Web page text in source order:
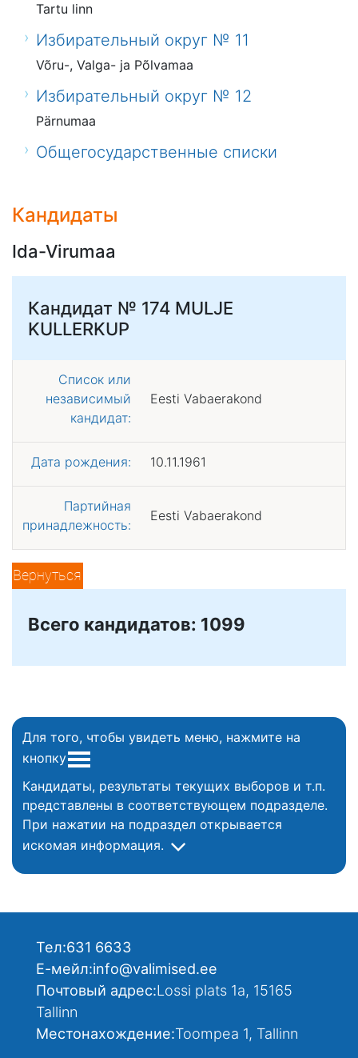
Tartu linn
Избирательный округ № 11
Võru-, Valga- ja Põlvamaa
Избирательный округ № 12
Pärnumaa
Общегосударственные списки
Кандидаты
Ida-Virumaa
Кандидат № 174 MULJE
KULLERKUP
Список или
независимый
кандидат:
Eesti Vabaerakond
Дата рождения: 10.11.1961
Партийная
принадлежность:
Eesti Vabaerakond
Вернуться
Всего кандидатов: 1099
Для того, чтобы увидеть меню, нажмите на
кнопку
Кандидаты, результаты текущих выборов и т.п.
представлены в соответствующем подразделе.
При нажатии на подраздел открывается
искомая информация.
Тел:631 6633
Е-мейл:info@valimised.ee
Почтовый адрес:Lossi plats 1a, 15165
Tallinn
Местонахождение:Toompea 1, Tallinn